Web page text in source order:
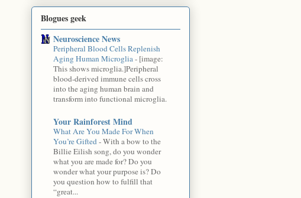
Blogues geek
Neuroscience News
Peripheral Blood Cells Replenish
Aging Human Microglia- [image:
This shows microglia.]Peripheral
blood-derived immune cells cross
into the aging human brain and
transform into functional microglia.
Your Rainforest Mind
What Are You Made For When
You’re Gifted-With a bow to the
Billie Eilish song, do you wonder
what you are made for? Do you
wonder what your purpose is? Do
you question how to fulfill that
“great...